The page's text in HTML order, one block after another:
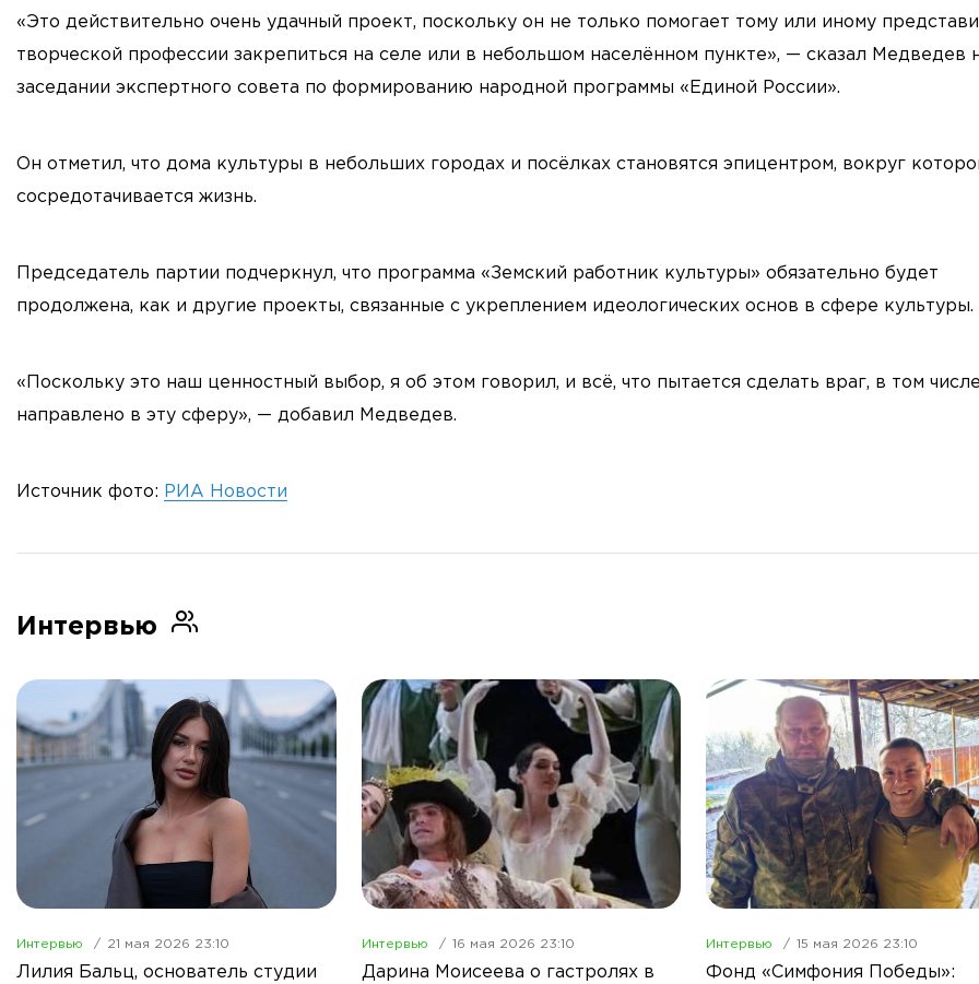
«Это действительно очень удачный проект, поскольку он не только помогает тому или иному
творческой профессии закрепиться на селе или в небольшом населённом пункте», — сказал Медведев
заседании экспертного совета по формированию народной программы «Единой России».
Он отметил, что дома культуры в небольших городах и посёлках становятся эпицентром, вокруг
сосредотачивается жизнь.
Председатель партии подчеркнул, что программа «Земский работник культуры» обязательно будет
продолжена, как и другие проекты, связанные с укреплением идеологических основ в сфере культуры.
«Поскольку это наш ценностный выбор, я об этом говорил, и всё, что пытается сделать враг, в том
направлено в эту сферу», — добавил Медведев.
Источник фото: РИА Новости
Интервью
Интервью 21 мая 2026 23:10
Лилия Бальц, основатель студии
Интервью 16 мая 2026 23:10
Дарина Моисеева о гастролях в
Интервью 15 мая 2026 23:10
Фонд «Симфония Победы»: